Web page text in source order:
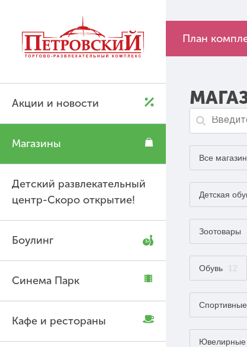
Акции и новости
Магазины
Детский развлекательный
центр-Скоро открытие!
Боулинг
Синема Парк
Кафе и рестораны
План
Все
Детская
Зоотовары
Обувь 12
Ювелирные